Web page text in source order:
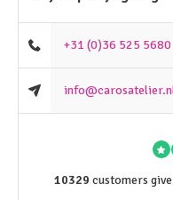
+31 (0)36 525 5680
10329 customers